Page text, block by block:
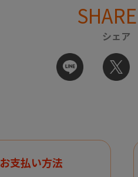
SHARE
シェア
お支払い方法